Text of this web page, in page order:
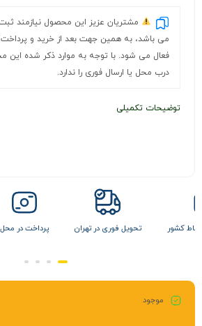
مشتریان عزیز این محصول نیازمند
می باشد، به همین جهت بعد از خرید و پرداخت
فعال می شود. با توجه به موارد ذکر شده این
درب محل یا ارسال فوری را ندارد.
توضیحات تکمیلی
کشور تحویل فوری در تهران پرداخت در محل
موجود